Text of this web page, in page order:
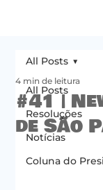
All Posts
Resoluções
Notícias
Coluna do
All Posts
#41 |
de São
4 min de leitura